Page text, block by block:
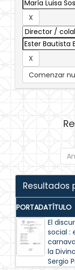
Comenzar
Resultados
PORTADATÍTULO
El
social :
la
Sergio